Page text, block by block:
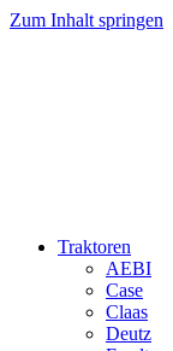
Zum Inhalt springen
Traktoren
AEBI
Case
Claas
Deutz